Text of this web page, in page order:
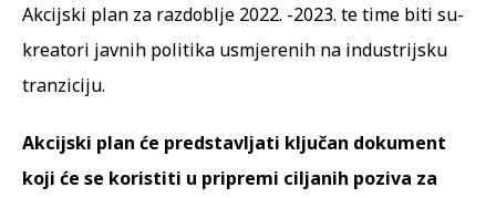
Akcijski plan za razdoblje 2022. -2023. te time biti su-
kreatori javnih politika usmjerenih na industrijsku
tranziciju.
Akcijski plan će predstavljati ključan dokument
koji će se koristiti u pripremi ciljanih poziva za